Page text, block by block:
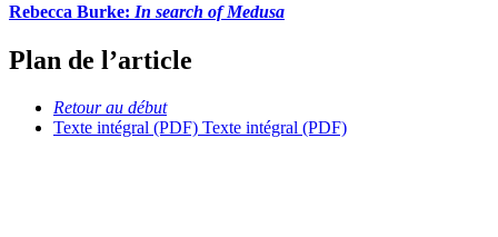
Rebecca Burke: In search of Medusa
Plan de l’article
Retour au début
Texte intégral (PDF) Texte intégral (PDF)